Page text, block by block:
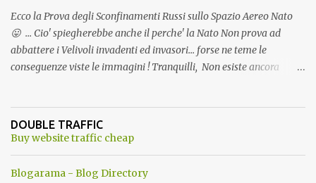
Ecco la Prova degli Sconfinamenti Russi sullo Spazio Aereo Nato
😛 ... Cio' spiegherebbe anche il perche' la Nato Non prova ad
abbattere i Velivoli invadenti ed invasori... forse ne teme le
conseguenze viste le immagini ! Tranquilli, Non esiste ancora
ancora una fantasia Nato o forse una "False Flag", per provocare
una guerra mondiale che difficilmente da menti sane, potrebbe
DOUBLE TRAFFIC
Buy website traffic cheap
Blogarama - Blog Directory